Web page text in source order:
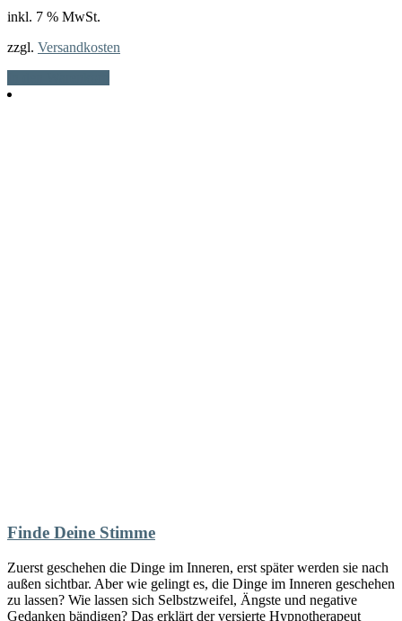
inkl. 7 % MwSt.
zzgl. Versandkosten
Finde Deine Stimme
Zuerst geschehen die Dinge im Inneren, erst später werden sie nach
außen sichtbar. Aber wie gelingt es, die Dinge im Inneren geschehen
zu lassen? Wie lassen sich Selbstzweifel, Ängste und negative
Gedanken bändigen? Das erklärt der versierte Hypnotherapeut